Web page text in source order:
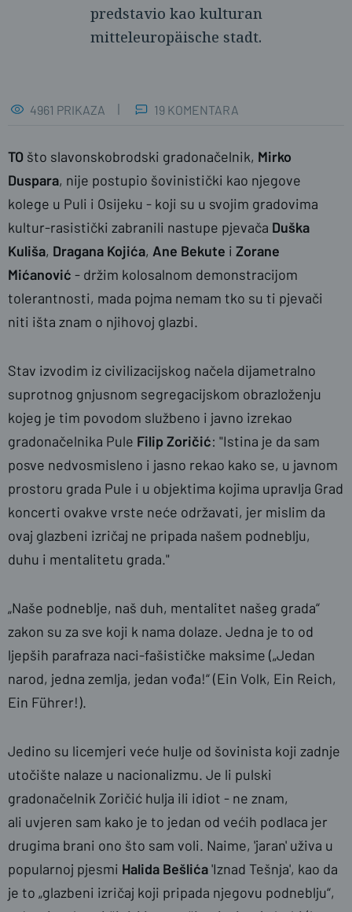
predstavio kao kulturan
mitteleuropäische stadt.
FB
4961 PRIKAZA 19 KOMENTARA
TO što slavonskobrodski gradonačelnik, Mirko
Duspara, nije postupio šovinistički kao njegove
kolege u Puli i Osijeku - koji su u svojim gradovima
kultur-rasistički zabranili nastupe pjevača Duška
Kuliša, Dragana Kojića, Ane Bekute i Zorane
Mićanović - držim kolosalnom demonstracijom
tolerantnosti, mada pojma nemam tko su ti pjevači
niti išta znam o njihovoj glazbi.
Stav izvodim iz civilizacijskog načela dijametralno
suprotnog gnjusnom segregacijskom obrazloženju
kojeg je tim povodom službeno i javno izrekao
gradonačelnika Pule Filip Zoričić: "Istina je da sam
posve nedvosmisleno i jasno rekao kako se, u javnom
prostoru grada Pule i u objektima kojima upravlja Grad
koncerti ovakve vrste neće održavati, jer mislim da
ovaj glazbeni izričaj ne pripada našem podneblju,
duhu i mentalitetu grada."
„Naše podneblje, naš duh, mentalitet našeg grada“
zakon su za sve koji k nama dolaze. Jedna je to od
ljepših parafraza naci-fašističke maksime („Jedan
narod, jedna zemlja, jedan vođa!“ (Ein Volk, Ein Reich,
Ein Führer!).
Jedino su licemjeri veće hulje od šovinista koji zadnje
utočište nalaze u nacionalizmu. Je li pulski
gradonačelnik Zoričić hulja ili idiot - ne znam,
ali uvjeren sam kako je to jedan od većih podlaca jer
drugima brani ono što sam voli. Naime, 'jaran' uživa u
popularnoj pjesmi Halida Bešlića'Iznad Tešnja', kao da
je to „glazbeni izričaj koji pripada njegovu podneblju“,